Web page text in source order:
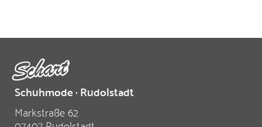
Schuhmode · Rudolstadt
Markstraße 62